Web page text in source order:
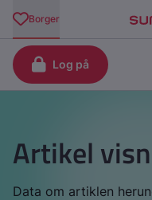
Artikel
Data om artiklen